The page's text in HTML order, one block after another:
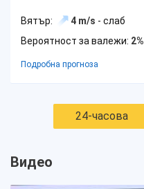
Вятър: 4 m/s - слаб
Вероятност за валежи: 2%
Подробна прогноза
24-часова
Видео